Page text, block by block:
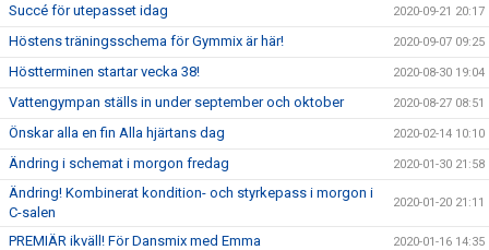
Succé för utepasset idag 2020-09-21 20:17
Höstens träningsschema för Gymmix är här! 2020-09-07 09:25
Höstterminen startar vecka 38! 2020-08-30 19:04
Vattengympan ställs in under september och oktober 2020-08-27 08:51
Önskar alla en fin Alla hjärtans dag 2020-02-14 10:10
Ändring i schemat i morgon fredag 2020-01-30 21:58
Ändring! Kombinerat kondition- och styrkepass i morgon i
C-salen
2020-01-20 21:11
PREMIÄR ikväll! För Dansmix med Emma 2020-01-16 14:35